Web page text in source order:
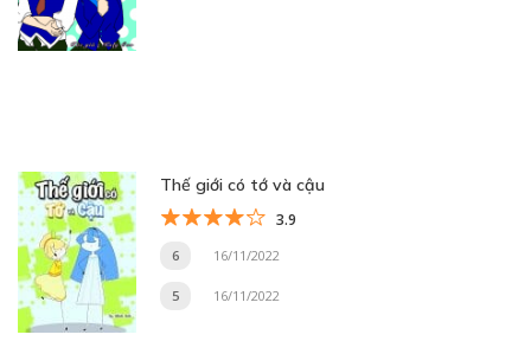
Thế giới có tớ và cậu
3.9
6 16/11/2022
5 16/11/2022